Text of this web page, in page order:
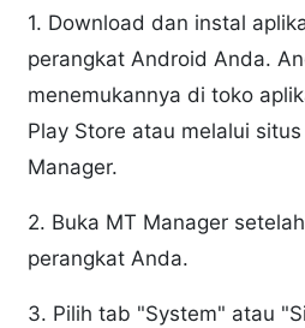
1. Download dan instal
perangkat Android Anda.
menemukannya di toko
Play Store atau melalui
Manager.
2. Buka MT Manager
perangkat Anda.
3. Pilih tab "System" atau